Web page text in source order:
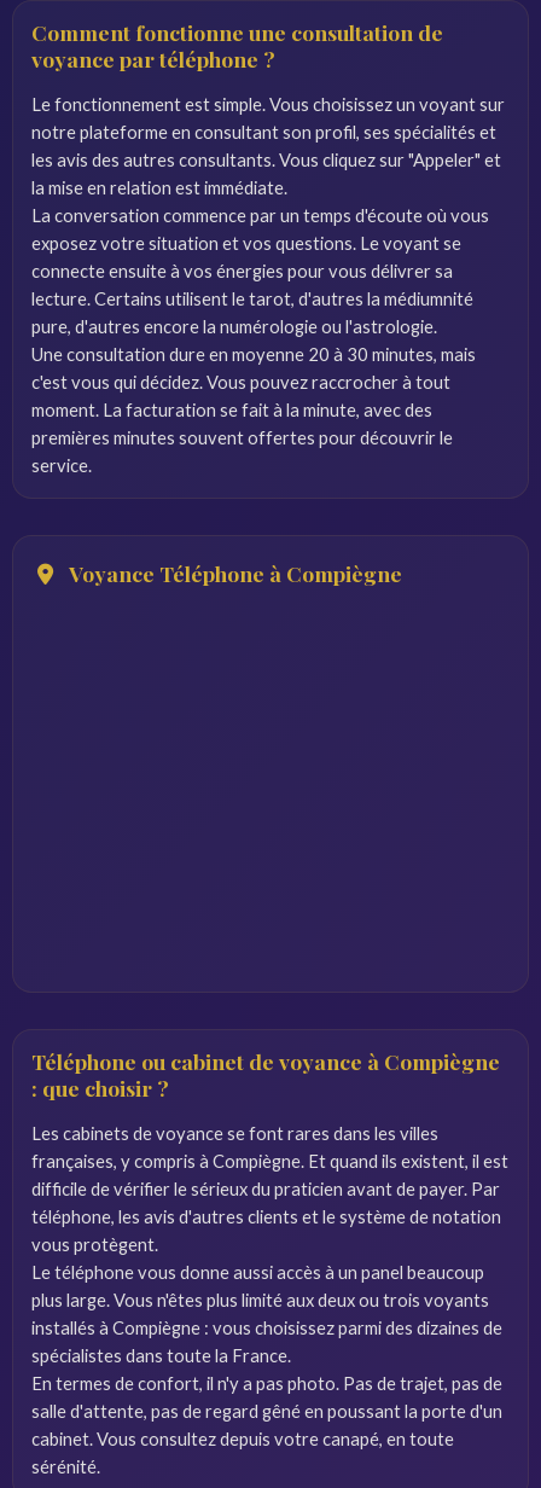
Comment fonctionne une consultation de
voyance par téléphone ?
Le fonctionnement est simple. Vous choisissez un voyant sur
notre plateforme en consultant son profil, ses spécialités et
les avis des autres consultants. Vous cliquez sur "Appeler" et
la mise en relation est immédiate.
La conversation commence par un temps d'écoute où vous
exposez votre situation et vos questions. Le voyant se
connecte ensuite à vos énergies pour vous délivrer sa
lecture. Certains utilisent le tarot, d'autres la médiumnité
pure, d'autres encore la numérologie ou l'astrologie.
Une consultation dure en moyenne 20 à 30 minutes, mais
c'est vous qui décidez. Vous pouvez raccrocher à tout
moment. La facturation se fait à la minute, avec des
premières minutes souvent offertes pour découvrir le
service.
Voyance Téléphone à Compiègne
Téléphone ou cabinet de voyance à Compiègne
: que choisir ?
Les cabinets de voyance se font rares dans les villes
françaises, y compris à Compiègne. Et quand ils existent, il est
difficile de vérifier le sérieux du praticien avant de payer. Par
téléphone, les avis d'autres clients et le système de notation
vous protègent.
Le téléphone vous donne aussi accès à un panel beaucoup
plus large. Vous n'êtes plus limité aux deux ou trois voyants
installés à Compiègne : vous choisissez parmi des dizaines de
spécialistes dans toute la France.
En termes de confort, il n'y a pas photo. Pas de trajet, pas de
salle d'attente, pas de regard gêné en poussant la porte d'un
cabinet. Vous consultez depuis votre canapé, en toute
sérénité.